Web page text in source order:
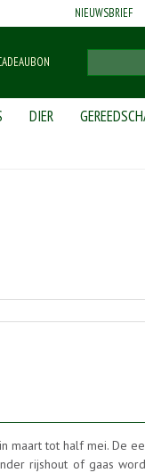
NIEUWSBRIEF
DIER
maart tot half mei. De
rijshout of gaas